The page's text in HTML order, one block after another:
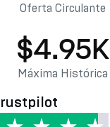
Oferta Circulante
$4.95K
Máxima Histórica